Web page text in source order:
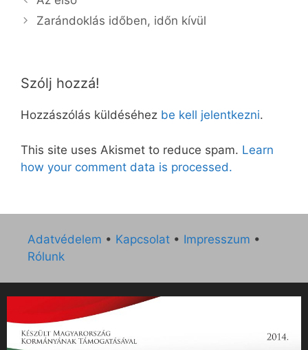
Zarándoklás időben, időn kívül
Szólj hozzá!
Hozzászólás küldéséhez be kell jelentkezni.
This site uses Akismet to reduce spam. Learn
how your comment data is processed.
Adatvédelem • Kapcsolat • Impresszum •
Rólunk